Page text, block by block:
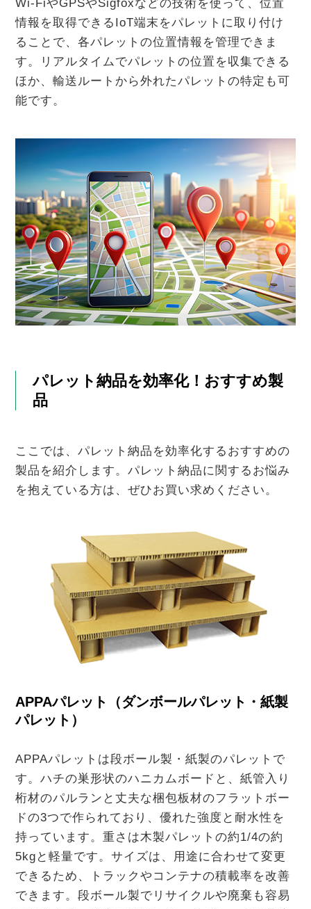
Wi-FiやGPSやSigfoxなどの技術を使って、位置
情報を取得できるIoT端末をパレットに取り付け
ることで、各パレットの位置情報を管理できま
す。リアルタイムでパレットの位置を収集できる
ほか、輸送ルートから外れたパレットの特定も可
能です。
パレット納品を効率化！おすすめ製
品
ここでは、パレット納品を効率化するおすすめの
製品を紹介します。パレット納品に関するお悩み
を抱えている方は、ぜひお買い求めください。
APPAパレット（ダンボールパレット・紙製
パレット）
APPAパレットは段ボール製・紙製のパレットで
す。ハチの巣形状のハニカムボードと、紙管入り
桁材のパルランと丈夫な梱包板材のフラットボー
ドの3つで作られており、優れた強度と耐水性を
持っています。重さは木製パレットの約1/4の約
5kgと軽量です。サイズは、用途に合わせて変更
できるため、トラックやコンテナの積載率を改善
できます。段ボール製でリサイクルや廃棄も容易